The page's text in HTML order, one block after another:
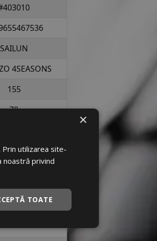
SAILUN
4SEASONS
155
70
la 387 kg per
×
utilizarea site-
noastră privind
TOATE